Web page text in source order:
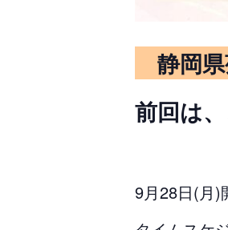
静岡
前回は
9月28日(月)